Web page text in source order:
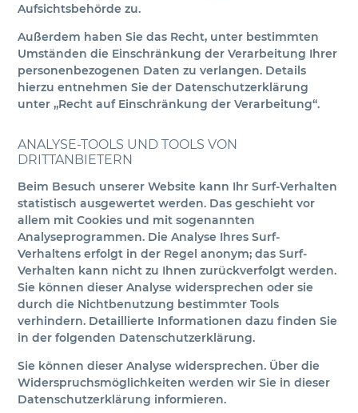
Aufsichtsbehörde zu.
Außerdem haben Sie das Recht, unter bestimmten
Umständen die Einschränkung der Verarbeitung Ihrer
personenbezogenen Daten zu verlangen. Details
hierzu entnehmen Sie der Datenschutzerklärung
unter „Recht auf Einschränkung der Verarbeitung“.
ANALYSE-TOOLS UND TOOLS VON
DRITTANBIETERN
Beim Besuch unserer Website kann Ihr Surf-Verhalten
statistisch ausgewertet werden. Das geschieht vor
allem mit Cookies und mit sogenannten
Analyseprogrammen. Die Analyse Ihres Surf-
Verhaltens erfolgt in der Regel anonym; das Surf-
Verhalten kann nicht zu Ihnen zurückverfolgt werden.
Sie können dieser Analyse widersprechen oder sie
durch die Nichtbenutzung bestimmter Tools
verhindern. Detaillierte Informationen dazu finden Sie
in der folgenden Datenschutzerklärung.
Sie können dieser Analyse widersprechen. Über die
Widerspruchsmöglichkeiten werden wir Sie in dieser
Datenschutzerklärung informieren.